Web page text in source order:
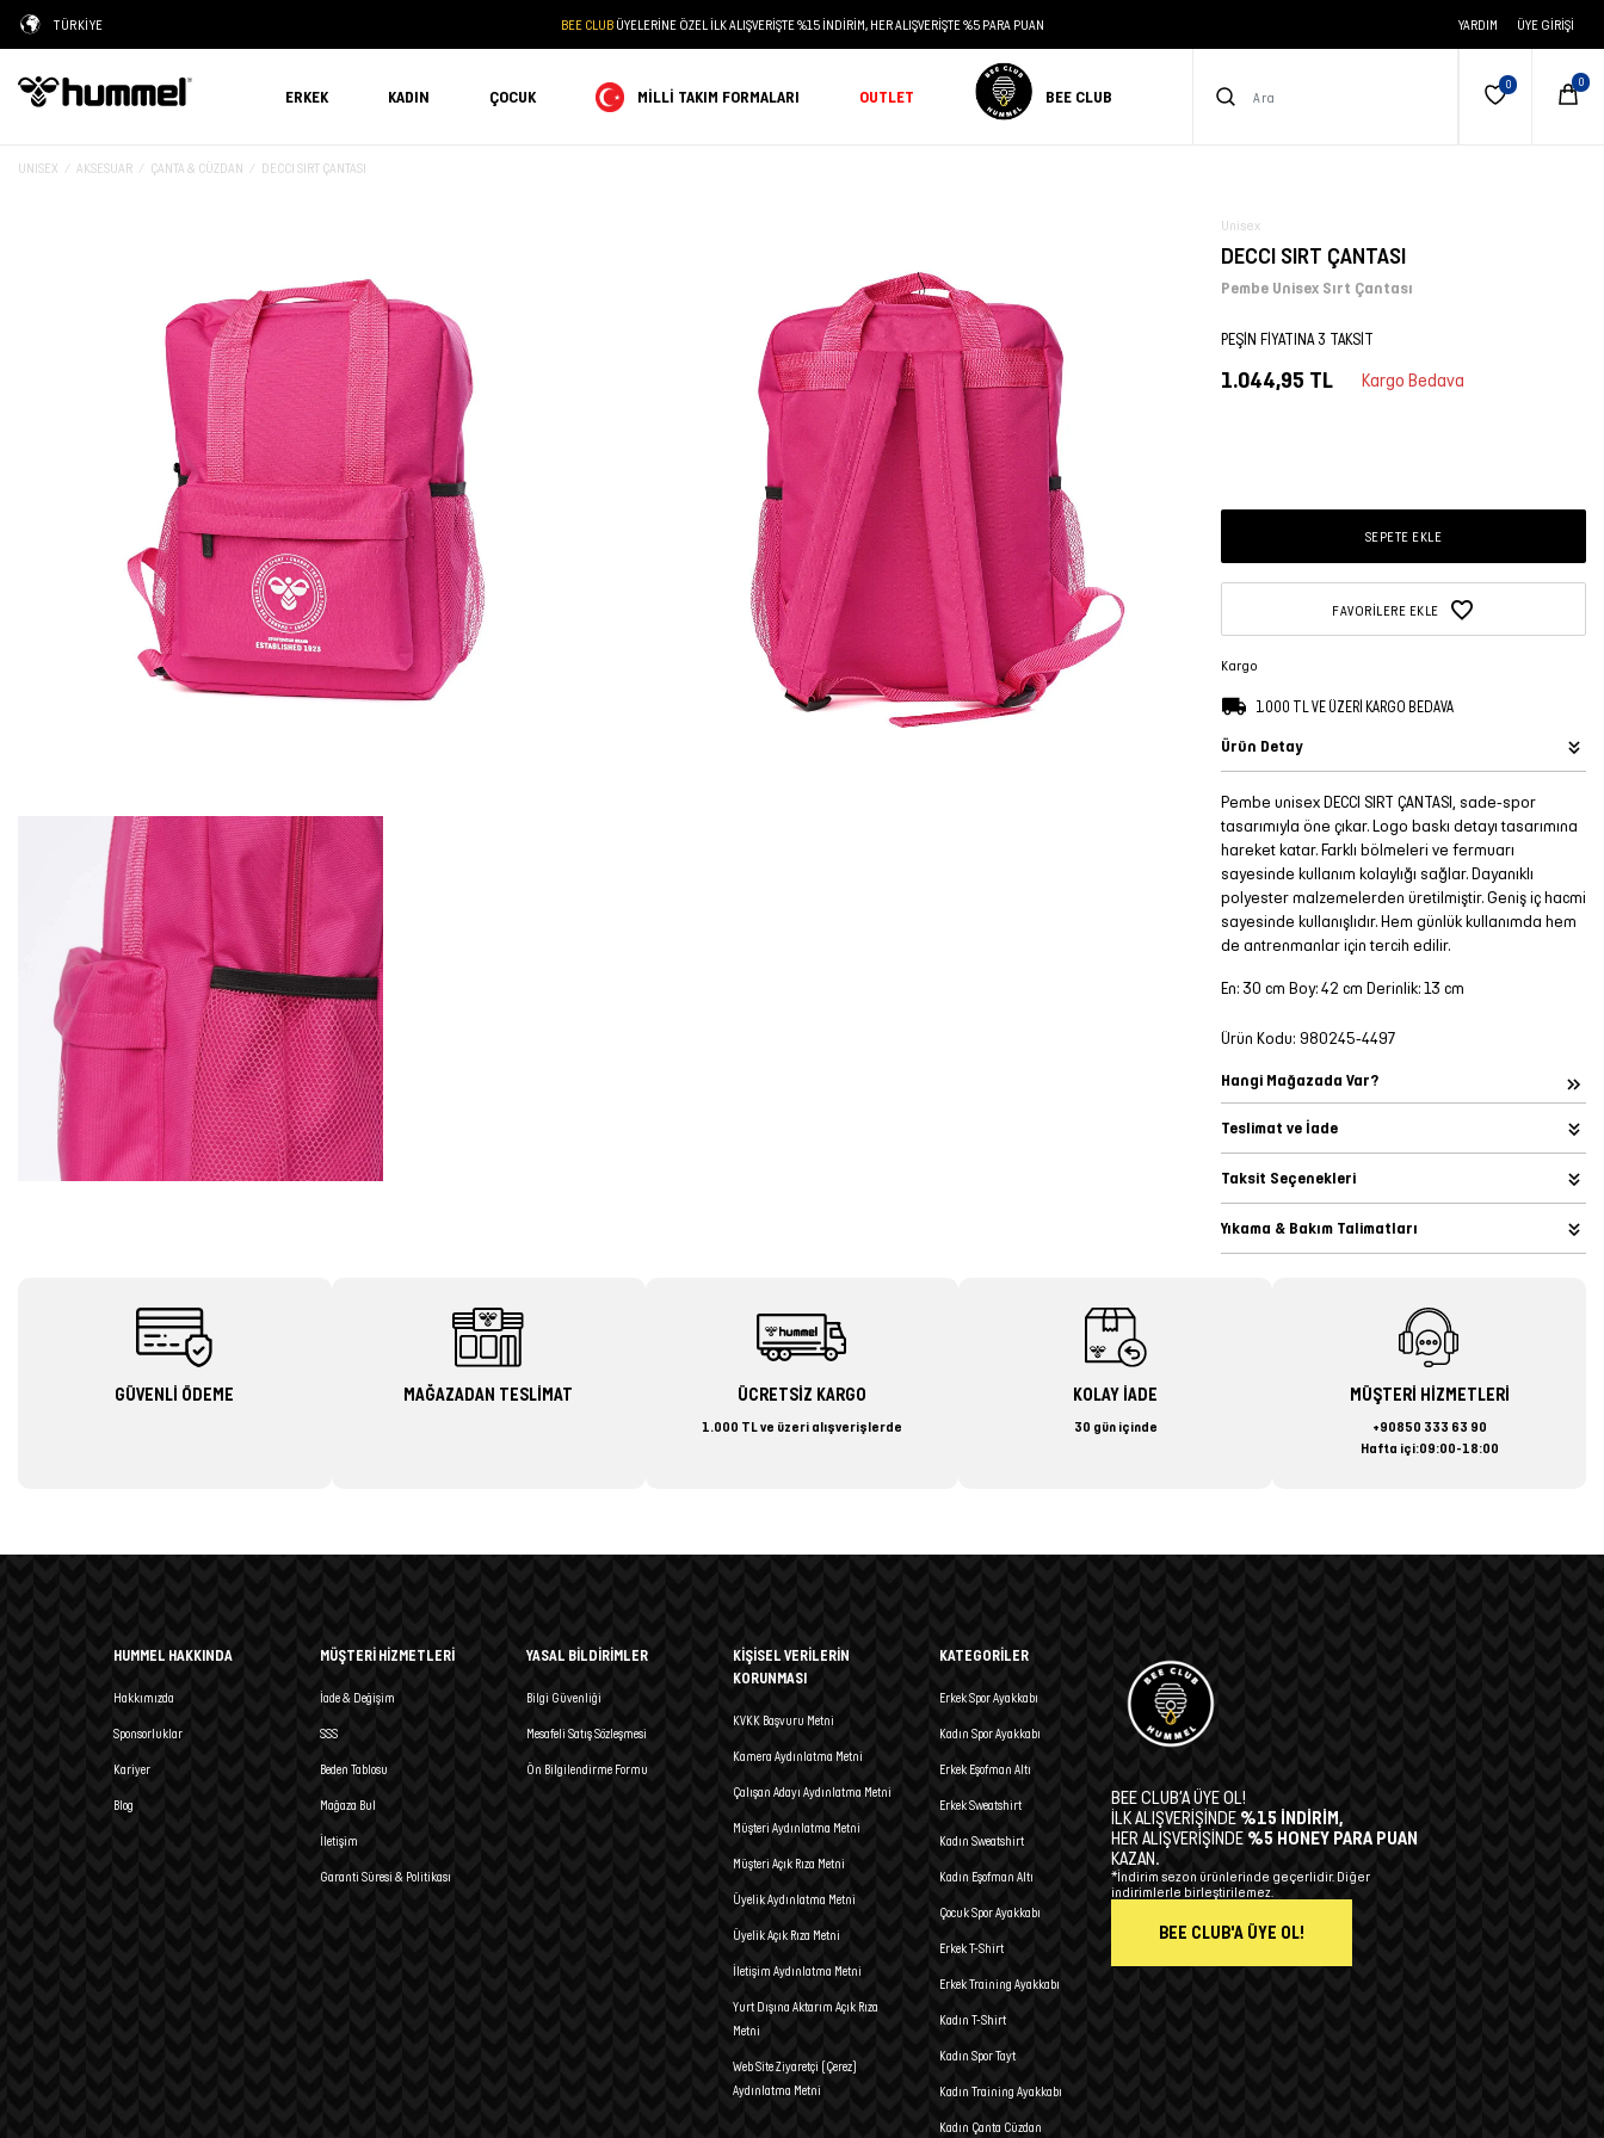
TÜRKİYE BEE CLUBÜYELERİNE ÖZEL İLK ALIŞVERİŞTE %15 İNDİRİM, HER ALIŞVERİŞTE %5 PARA PUAN YARDIM ÜYE GIRIŞI
ERKEK KADIN ÇOCUK MILLI TAKIM FORMALARI OUTLET BEE CLUB
UNISEX AKSESUAR ÇANTA & CÜZDAN DECCI SIRT ÇANTASI
Unisex
DECCI SIRT ÇANTASI
Pembe Unisex Sırt Çantası
PEŞİN FİYATINA 3 TAKSİT
1.044,95 TL Kargo Bedava
SEPETE EKLE
FAVORILERE EKLE
Kargo
1.000 TL VE ÜZERİ KARGO BEDAVA
Ürün Detay
Pembe unisex DECCI SIRT ÇANTASI, sade-spor
tasarımıyla öne çıkar. Logo baskı detayı tasarımına
hareket katar. Farklı bölmeleri ve fermuarı
sayesinde kullanım kolaylığı sağlar. Dayanıklı
polyester malzemelerden üretilmiştir. Geniş iç hacmi
sayesinde kullanışlıdır. Hem günlük kullanımda hem
de antrenmanlar için tercih edilir.
En: 30 cm Boy: 42 cm Derinlik: 13 cm
Ürün Kodu: 980245-4497
Hangi Mağazada Var?
Teslimat ve İade
Taksit Seçenekleri
Yıkama & Bakım Talimatları
GÜVENLİ ÖDEME MAĞAZADAN TESLİMAT ÜCRETSİZ KARGO
1.000 TL ve üzeri alışverişlerde
KOLAY İADE
30 gün içinde
MÜŞTERİ HİZMETLERİ
+90850 333 63 90
Hafta içi:09:00-18:00
HUMMEL HAKKINDA
Hakkımızda
Sponsorluklar
Kariyer
Blog
MÜŞTERİ HİZMETLERİ
İade & Değişim
SSS
Beden Tablosu
Mağaza Bul
İletişim
Garanti Süresi & Politikası
YASAL BİLDİRİMLER
Bilgi Güvenliği
Mesafeli Satış Sözleşmesi
Ön Bilgilendirme Formu
KİŞİSEL VERİLERİN
KORUNMASI
KVKK Başvuru Metni
Kamera Aydınlatma Metni
Çalışan Adayı Aydınlatma Metni
Müşteri Aydınlatma Metni
Müşteri Açık Rıza Metni
Üyelik Aydınlatma Metni
Üyelik Açık Rıza Metni
İletişim Aydınlatma Metni
Yurt Dışına Aktarım Açık Rıza
Metni
Web Site Ziyaretçi (Çerez)
Aydınlatma Metni
KATEGORİLER
Erkek Spor Ayakkabı
Kadın Spor Ayakkabı
Erkek Eşofman Altı
Erkek Sweatshirt
Kadın Sweatshirt
Kadın Eşofman Altı
Çocuk Spor Ayakkabı
Erkek T-Shirt
Erkek Training Ayakkabı
Kadın T-Shirt
Kadın Spor Tayt
Kadın Training Ayakkabı
Kadın Çanta Cüzdan
BEE CLUB’A ÜYE OL!
İLK ALIŞVERİŞİNDE %15 İNDİRİM,
HER ALIŞVERİŞİNDE %5 HONEY PARA PUAN
KAZAN.
*İndirim sezon ürünlerinde geçerlidir. Diğer
indirimlerle birleştirilemez.
BEE CLUB'A ÜYE OL!